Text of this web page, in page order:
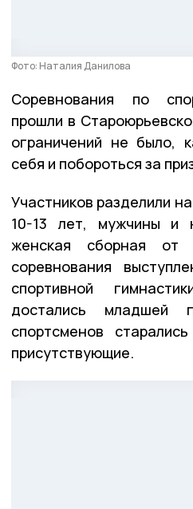
Фото: Наталия Данилова
Соревнования по
прошли в
ограничений не было,
себя и побороться за
Участников разделили
10-13 лет, мужчины
женская сборная от
соревнования
спортивной
достались младшей
спортсменов
присутствующие.